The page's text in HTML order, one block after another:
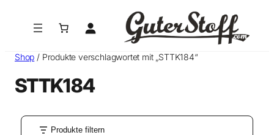
Shop / Produkte verschlagwortet mit „STTK184“
STTK184
Produkte filtern